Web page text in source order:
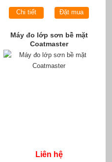
Chi tiết Đặt mua
Máy đo lớp sơn bề mặt
Coatmaster
Liên hệ